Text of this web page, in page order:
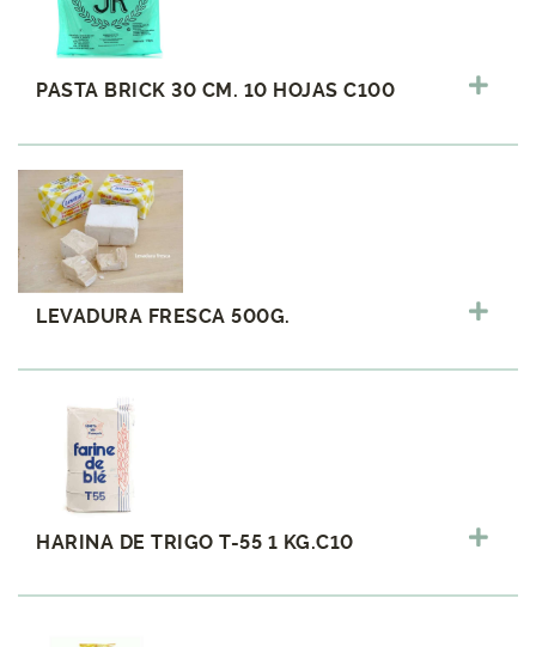
PASTA BRICK 30 CM. 10 HOJAS C100
LEVADURA FRESCA 500G.
HARINA DE TRIGO T-55 1 KG.C10